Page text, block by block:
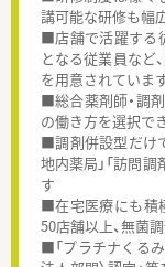
講可能な研修も幅
■店舗で活躍する
となる従業員など
を用意されていま
■総合薬剤師・調
の働き方を選択で
■調剤併設型だけ
地内薬局」「訪問
す
■在宅医療にも積
50店舗以上、無菌
■「プラチナくる